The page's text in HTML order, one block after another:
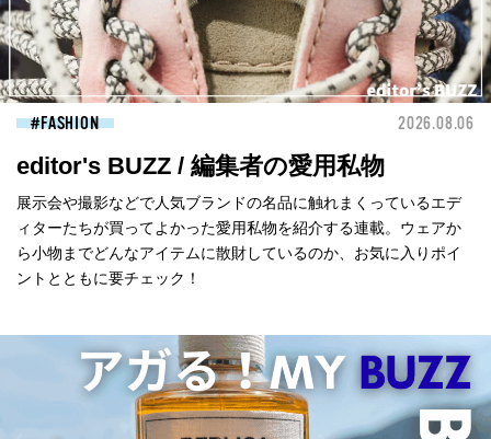
FASHION 2026.08.06
editor's BUZZ / 編集者の愛用私物
展示会や撮影などで人気ブランドの名品に触れまくっているエデ
ィターたちが買ってよかった愛用私物を紹介する連載。ウェアか
ら小物までどんなアイテムに散財しているのか、お気に入りポイ
ントとともに要チェック！